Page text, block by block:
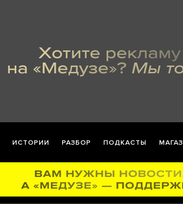
ИСТОРИИ РАЗБОР ПОДКАСТЫ МАГАЗ